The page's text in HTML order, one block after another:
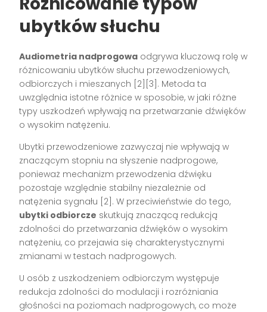
ubytków słuchu
Audiometria nadprogowa odgrywa kluczową rolę w
różnicowaniu ubytków słuchu przewodzeniowych,
odbiorczych i mieszanych [2][3]. Metoda ta
uwzględnia istotne różnice w sposobie, w jaki różne
typy uszkodzeń wpływają na przetwarzanie dźwięków
o wysokim natężeniu.
Ubytki przewodzeniowe zazwyczaj nie wpływają w
znaczącym stopniu na słyszenie nadprogowe,
ponieważ mechanizm przewodzenia dźwięku
pozostaje względnie stabilny niezależnie od
natężenia sygnału [2]. W przeciwieństwie do tego,
ubytki odbiorcze skutkują znaczącą redukcją
zdolności do przetwarzania dźwięków o wysokim
natężeniu, co przejawia się charakterystycznymi
zmianami w testach nadprogowych.
U osób z uszkodzeniem odbiorczym występuje
redukcja zdolności do modulacji i rozróżniania
głośności na poziomach nadprogowych, co może